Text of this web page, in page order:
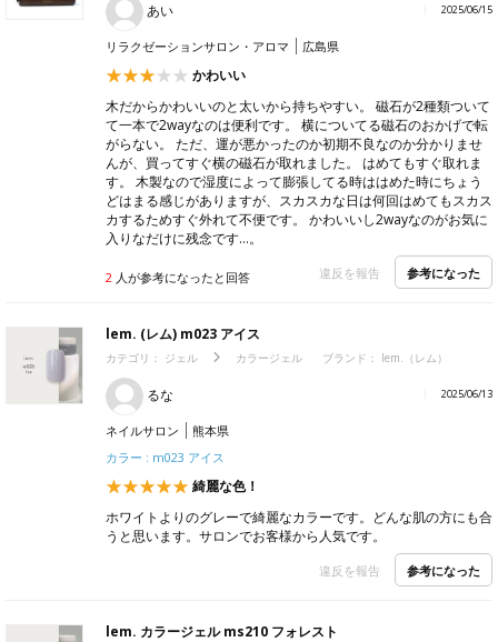
あい 2025/06/15
リラクゼーションサロン・アロマ 広島県
かわいい
木だからかわいいのと太いから持ちやすい。 磁石が2種類ついて
て一本で2wayなのは便利です。 横についてる磁石のおかげで転
がらない。 ただ、運が悪かったのか初期不良なのか分かりませ
んが、買ってすぐ横の磁石が取れました。 はめてもすぐ取れま
す。 木製なので湿度によって膨張してる時ははめた時にちょう
どはまる感じがありますが、スカスカな日は何回はめてもスカス
カするためすぐ外れて不便です。 かわいいし2wayなのがお気に
入りなだけに残念です…。
2 人が参考になったと回答 違反を報告 参考になった
lem. (レム) m023 アイス
カテゴリ： ジェル カラージェル ブランド： lem.（レム）
るな 2025/06/13
ネイルサロン
熊本県
カラー : m023 アイス
綺麗な色！
ホワイトよりのグレーで綺麗なカラーです。どんな肌の方にも合
うと思います。サロンでお客様から人気です。
違反を報告 参考になった
lem. カラージェル ms210 フォレスト